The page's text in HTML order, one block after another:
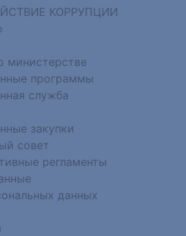
КОРРУПЦИИ
министерстве
программы
служба
закупки
совет
регламенты
данных